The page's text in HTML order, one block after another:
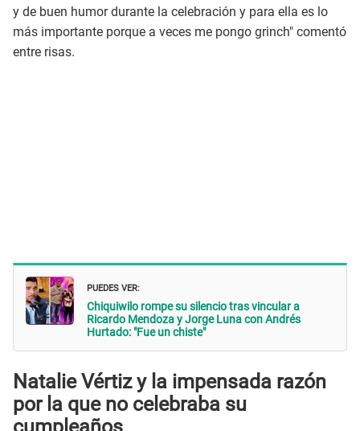
y de buen humor durante la celebración y para ella es lo
más importante porque a veces me pongo grinch" comentó
entre risas.
PUEDES VER:
Chiquiwilo rompe su silencio tras vincular a
Ricardo Mendoza y Jorge Luna con Andrés
Hurtado: "Fue un chiste"
Natalie Vértiz y la impensada razón
por la que no celebraba su